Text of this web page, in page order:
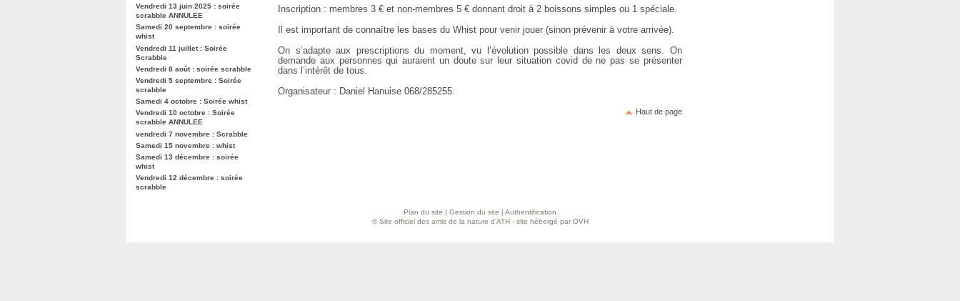
Vendredi 13 juin 2025 : soirée
scrabble ANNULEE
Samedi 20 septembre : soirée
whist
Vendredi 11 juillet : Soirée
Scrabble
Vendredi 8 août : soirée scrabble
Vendredi 5 septembre : Soirée
scrabble
Samedi 4 octobre : Soirée whist
Vendredi 10 octobre : Soirée
scrabble ANNULEE
vendredi 7 novembre : Scrabble
Samedi 15 novembre : whist
Samedi 13 décembre : soirée
whist
Vendredi 12 décembre : soirée
scrabble
Inscription : membres 3 € et non-membres 5 € donnant droit à 2 boissons simples ou 1 spéciale.
Il est important de connaître les bases du Whist pour venir jouer (sinon prévenir à votre arrivée).
On s’adapte aux prescriptions du moment, vu l’évolution possible dans les deux sens. On
demande aux personnes qui auraient un doute sur leur situation covid de ne pas se présenter
dans l’intérêt de tous.
Organisateur : Daniel Hanuise 068/285255.
Haut de page
Plan du site | Gestion du site | Authentification
© Site officiel des amis de la nature d’ATH - site hébergé par OVH